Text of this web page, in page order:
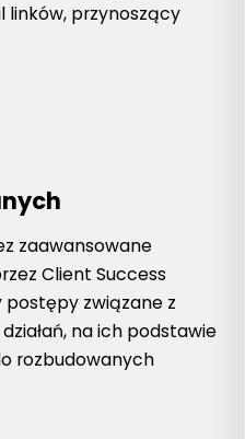
linków, przynoszący
zaawansowane
Client Success
związane z
na ich podstawie
rozbudowanych